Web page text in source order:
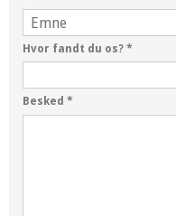
Hvor fandt du os? *
Besked *